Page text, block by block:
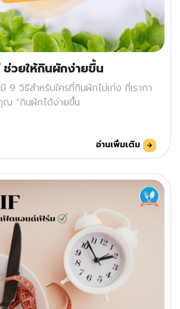
ช่วยให้กินผักง่ายขึ้น
9 วิธีสำหรับใครที่กินผักไม่เก่ง ที่เรากา
ณ “กินผักได้ง่ายขึ้น
อ่านเพิ่มเติม